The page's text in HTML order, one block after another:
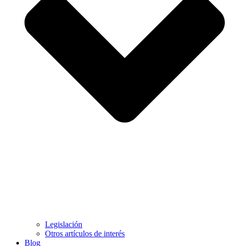
Legislación
Otros artículos de interés
Blog